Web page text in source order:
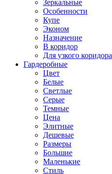
Зеркальные
Особенности
Купе
Эконом
Назначение
В коридор
Для узкого коридора
Гардеробные
Цвет
Белые
Светлые
Серые
Темные
Цена
Элитные
Дешевые
Размеры
Большие
Маленькие
Стиль